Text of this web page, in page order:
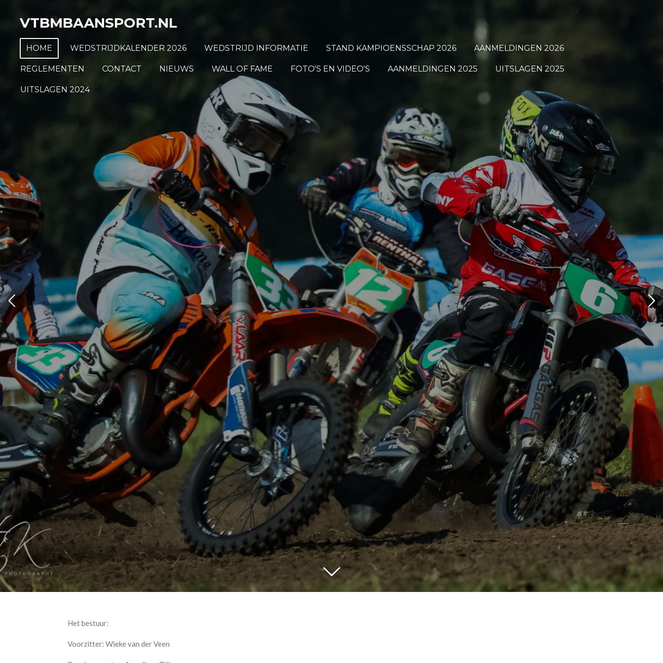
direct
hoofdinhoud
VTBMBAANSPORT.NL
HOME WEDSTRIJDKALENDER 2026 WEDSTRIJD INFORMATIE STAND KAMPIOENSSCHAP 2026 AANMELDINGEN 2026
REGLEMENTEN CONTACT NIEUWS WALL OF FAME FOTO'S EN VIDEO'S AANMELDINGEN 2025 UITSLAGEN 2025
UITSLAGEN 2024
Het bestuur:
Voorzitter: Wieke van der Veen